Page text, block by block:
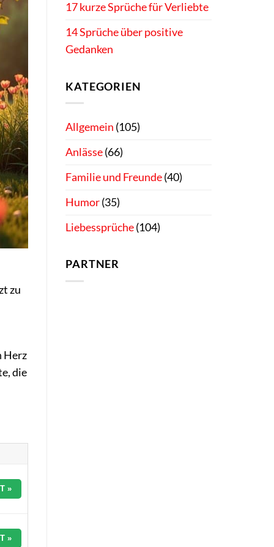
zu
Herz
die
»
»
17 kurze Sprüche für Verliebte
14 Sprüche über positive
Gedanken
KATEGORIEN
Allgemein (105)
Anlässe(66)
Familie und Freunde(40)
Humor(35)
Liebessprüche(104)
PARTNER